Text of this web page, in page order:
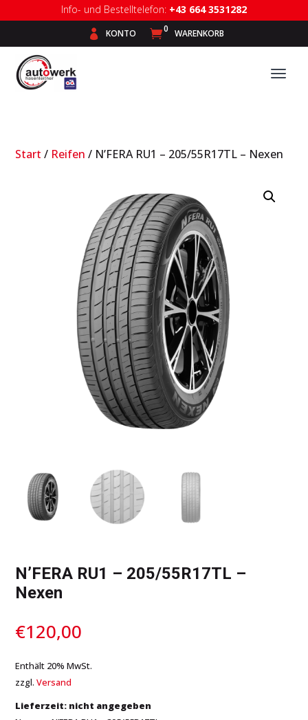
Info- und Bestelltelefon: +43 664 3531282
 KONTO 0 WARENKORB
Start / Reifen / N’FERA RU1 – 205/55R17TL – Nexen
N’FERA RU1 – 205/55R17TL –
Nexen
€120,00
Enthält 20% MwSt.
zzgl.Versand
Lieferzeit: nicht angegeben